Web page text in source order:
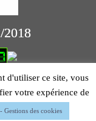
2018
d'utiliser ce site, vous
votre expérience de
Gestions des cookies